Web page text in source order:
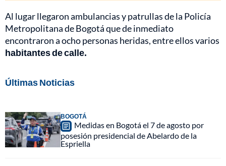
Al lugar llegaron ambulancias y patrullas de la Policía
Metropolitana de Bogotá que de inmediato
encontraron a ocho personas heridas, entre ellos varios
habitantes de calle.
Últimas Noticias
BOGOTÁ
Medidas en Bogotá el 7 de agosto por
posesión presidencial de Abelardo de la
Espriella